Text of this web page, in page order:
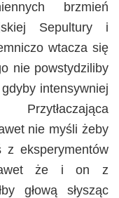
brzmień
Sepultury i
wtacza się
nie powstydziliby
intensywniej
nie myśli żeby
eksperymentów
że i on z
głową słysząc